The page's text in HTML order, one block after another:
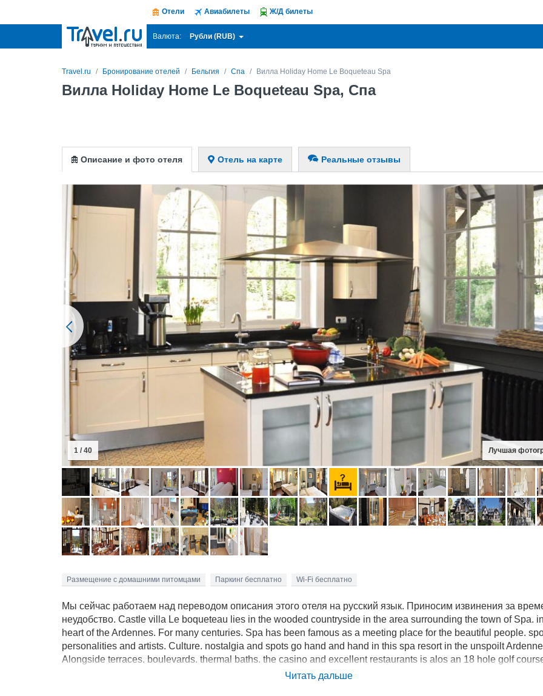
Отели Авиабилеты Ж/Д билеты
Валюта: Рубли (RUB)
Travel.ru Бронирование отелей Бельгия Спа Вилла Holiday Home Le Boqueteau Spa
Вилла Holiday Home Le Boqueteau Spa, Спа
Описание и фото отеля Отель на карте Реальные отзывы
2 / 40
Размещение с домашними питомцами Паркинг бесплатно Wi-Fi бесплатно
Мы сейчас работаем над переводом описания этого отеля на русский язык. Приносим извинения за
неудобство. Castle villa Le boqueteau lies in the wooded countryside in the area surrounding the town of Spa.
heart of the Ardennes. For many centuries. Spa has been famous as a meeting place for the beautiful people.
personalities and artists. Culture. nostalgia and spots go hand and hand in this spa resort in the unspoilt
Alongside terraces. boulevards. thermal baths. the casino and excellent restaurants is alos an 18 hole golf
Castle Villa Le Boqueteau is situated in its own parkland of 15 hectares and to the rear is a large . sunny terrace
Читать дальше